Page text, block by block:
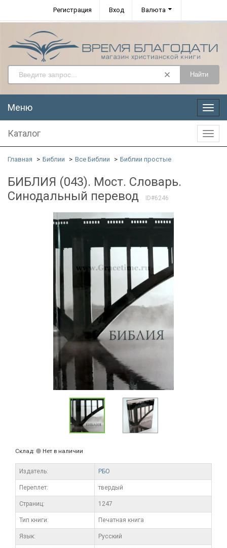
Регистрация Вход Валюта
Найти
Меню
Меню
Каталог
Главная Библии Все Библии Библии простые
БИБЛИЯ (043). Мост. Словарь.
Синодальный перевод
ID#6246
Склад: Нет в наличии
Издатель: РБО
Переплет: твердый
Cтраниц: 1247
Тип книги: Печатная книга
Язык: Русский